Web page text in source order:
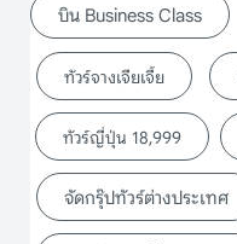
บิน Business Class
ทัวร์จางเจียเจี้ย
ทัวร์ญี่ปุ่น 18,999
จัดกรุ๊ปทัวร์ต่างประเทศ